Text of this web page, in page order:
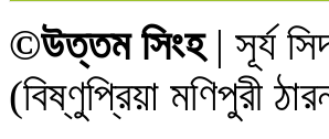
©উত্তম সিংহ | সূর্য
(বিষ্ণুপ্রিয়া মণিপুরী